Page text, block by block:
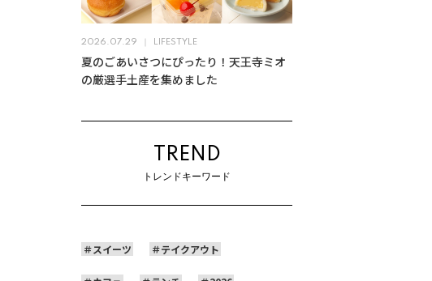
2026.07.29 LIFESTYLE
夏のごあいさつにぴったり！天王寺ミオ
の厳選手土産を集めました
TREND
トレンドキーワード
スイーツ テイクアウト